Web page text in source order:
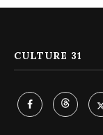
CULTURE 31